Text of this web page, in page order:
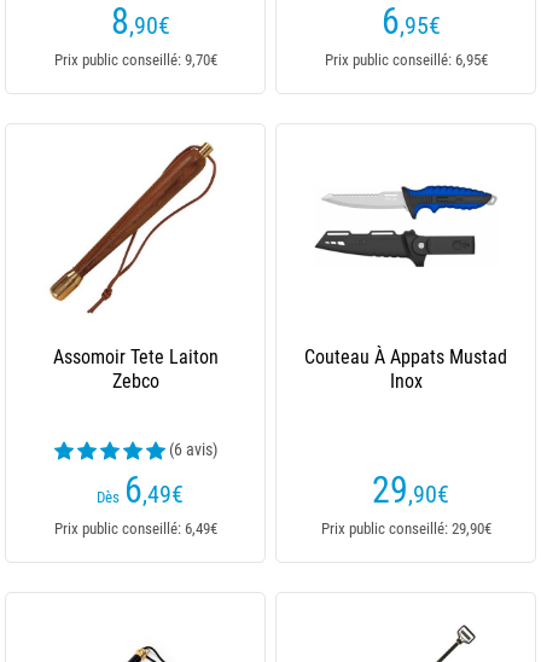
8,90€
Prix public conseillé: 9,70€
6,95€
Prix public conseillé: 6,95€
Assomoir Tete Laiton
Zebco
(6 avis)
Dès 6,49€
Prix public conseillé: 6,49€
Couteau À Appats Mustad
Inox
29,90€
Prix public conseillé: 29,90€